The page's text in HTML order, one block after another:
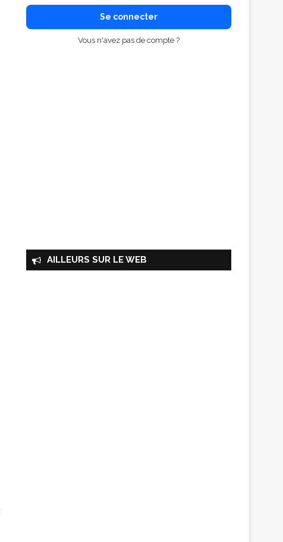
Se connecter
Vous n'avez pas de compte ?
AILLEURS SUR LE WEB